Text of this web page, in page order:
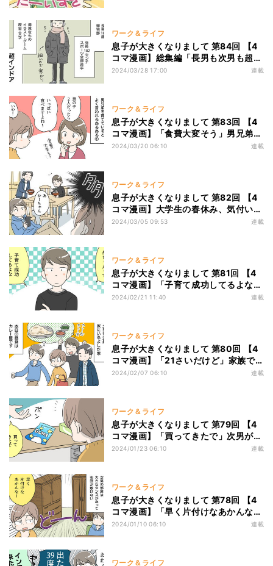
ワーク＆ライフ
息子が大きくなりまして 第84回 【4
コマ漫画】総集編「長男も次男も超イ
ンドア」そんな家庭のあるあるは…
2024/03/28 17:00 連載
ワーク＆ライフ
息子が大きくなりまして 第83回 【4
コマ漫画】「食費大変そう」男兄弟家
族、よく言われるけど実際は…
2024/03/20 06:10 連載
ワーク＆ライフ
息子が大きくなりまして 第82回 【4
コマ漫画】大学生の春休み、気付いた
ら家族だらけ!?
2024/03/05 09:53 連載
ワーク＆ライフ
息子が大きくなりまして 第81回 【4
コマ漫画】「子育て成功してるよな」
それ自分で言う!? 母がツッコみたく
2024/02/21 11:40 連載
ワーク＆ライフ
息子が大きくなりまして 第80回 【4
コマ漫画】「21さいだけど」家族で
カレー屋へ行ったら…
2024/02/07 06:10 連載
ワーク＆ライフ
息子が大きくなりまして 第79回 【4
コマ漫画】「買ってきたで」次男がく
れたグミ、母が驚いた理由は…
2024/01/23 06:10 連載
ワーク＆ライフ
息子が大きくなりまして 第78回 【4
コマ漫画】「早く片付けなあかんな
～」婚礼タンスのある次男の部屋、そ
2024/01/10 06:10 連載
ワーク＆ライフ